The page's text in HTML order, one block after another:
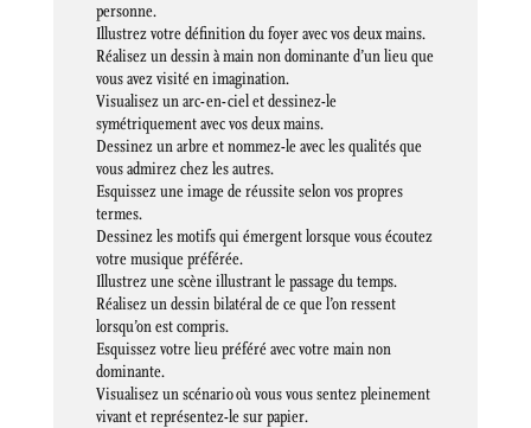
personne.
Illustrez votre définition du foyer avec vos deux mains.
Réalisez un dessin à main non dominante d’un lieu que
vous avez visité en imagination.
Visualisez un arc-en-ciel et dessinez-le
symétriquement avec vos deux mains.
Dessinez un arbre et nommez-le avec les qualités que
vous admirez chez les autres.
Esquissez une image de réussite selon vos propres
termes.
Dessinez les motifs qui émergent lorsque vous écoutez
votre musique préférée.
Illustrez une scène illustrant le passage du temps.
Réalisez un dessin bilatéral de ce que l’on ressent
lorsqu’on est compris.
Esquissez votre lieu préféré avec votre main non
dominante.
Visualisez un scénario où vous vous sentez pleinement
vivant et représentez-le sur papier.